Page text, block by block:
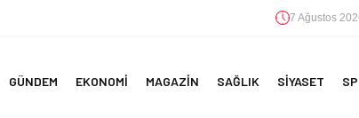
7 Ağustos
GÜNDEM EKONOMİ MAGAZİN SAĞLIK SİYASET